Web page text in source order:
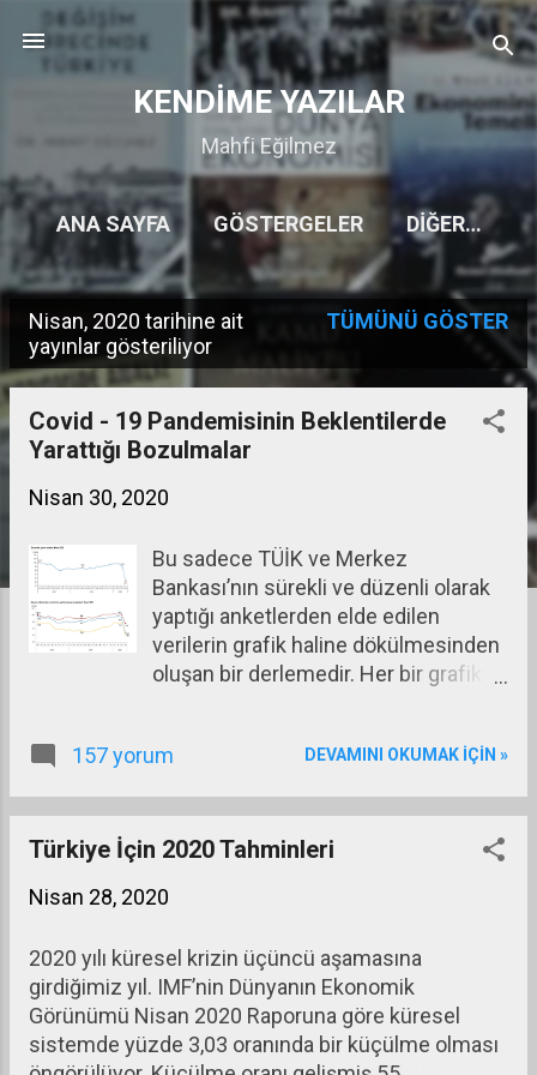
Ana içeriğe atla
KENDİME YAZILAR
Mahfi Eğilmez
ANA SAYFA GÖSTERGELER DIĞER…
K
a
Nisan, 2020 tarihine ait
yayınlar gösteriliyor
TÜMÜNÜ GÖSTER
Covid - 19 Pandemisinin Beklentilerde
Yarattığı Bozulmalar
Nisan 30, 2020
Bu sadece TÜİK ve Merkez
Bankası’nın sürekli ve düzenli olarak
yaptığı anketlerden elde edilen
verilerin grafik haline dökülmesinden
oluşan bir derlemedir. Her bir grafikte
bozulmaları görülebiliyor.
157 yorum DEVAMINI OKUMAK IÇIN »
Türkiye İçin 2020 Tahminleri
Nisan 28, 2020
2020 yılı küresel krizin üçüncü aşamasına
girdiğimiz yıl. IMF’nin Dünyanın Ekonomik
Görünümü Nisan 2020 Raporuna göre küresel
sistemde yüzde 3,03 oranında bir küçülme olması